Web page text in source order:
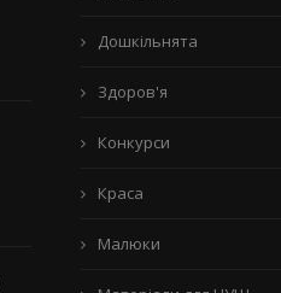
Дошкільнята
Здоров'я
Конкурси
Краса
Малюки